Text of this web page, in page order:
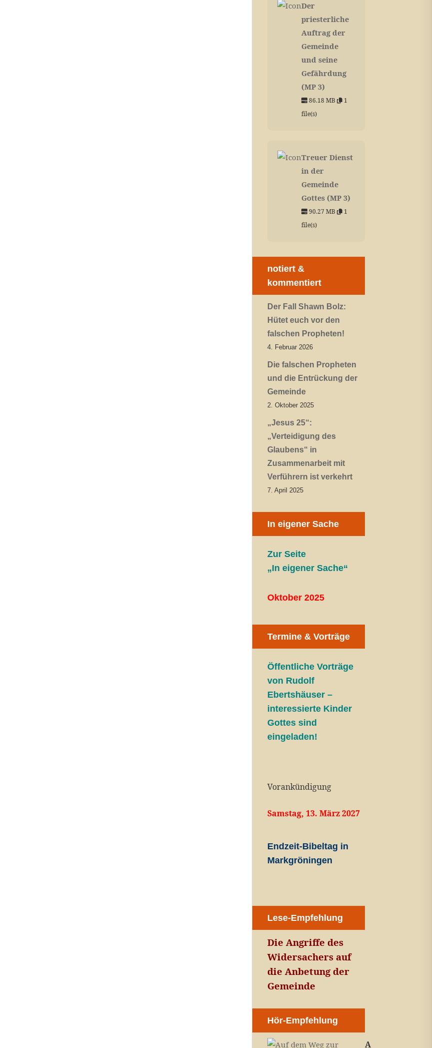
Der
priesterliche
Auftrag der
Gemeinde
und seine
Gefährdung
(MP 3)
86.18 MB
1
file(s)
Treuer Dienst
in der
Gemeinde
Gottes (MP 3)
90.27 MB
1
file(s)
notiert &
kommentiert
Der Fall Shawn Bolz:
Hütet euch vor den
falschen Propheten!
4. Februar 2026
Die falschen Propheten
und die Entrückung der
Gemeinde
2. Oktober 2025
„Jesus 25“:
„Verteidigung des
Glaubens“ in
Zusammenarbeit mit
Verführern ist verkehrt
7. April 2025
In eigener Sache
Zur Seite
„In eigener Sache“
Oktober 2025
Termine & Vorträge
Öffentliche Vorträge
von Rudolf
Ebertshäuser –
interessierte Kinder
Gottes sind
eingeladen!
Vorankündigung
Samstag, 13. März 2027
Endzeit-Bibeltag in
Markgröningen
Lese-Empfehlung
Die Angriffe des
Widersachers auf
die Anbetung der
Gemeinde
Hör-Empfehlung
A